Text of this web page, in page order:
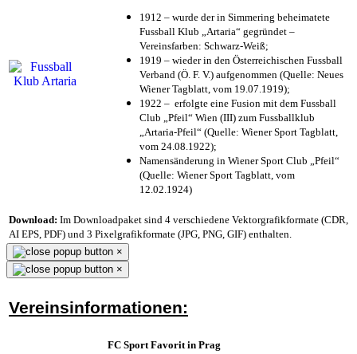
1912 – wurde der in Simmering beheimatete
Fussball Klub „Artaria“ gegründet –
Vereinsfarben: Schwarz-Weiß;
1919 – wieder in den Österreichischen Fussball
Verband (Ö. F. V.) aufgenommen (Quelle: Neues
Wiener Tagblatt, vom 19.07.1919);
1922 – erfolgte eine Fusion mit dem Fussball
Club „Pfeil“ Wien (III) zum Fussballklub
„Artaria-Pfeil“ (Quelle: Wiener Sport Tagblatt,
vom 24.08.1922);
Namensänderung in Wiener Sport Club „Pfeil“
(Quelle: Wiener Sport Tagblatt, vom
12.02.1924)
Download: Im Downloadpaket sind 4 verschiedene Vektorgrafikformate (CDR,
AI EPS, PDF) und 3 Pixelgrafikformate (JPG, PNG, GIF) enthalten.
×
×
Vereinsinformationen:
FC Sport Favorit in Prag